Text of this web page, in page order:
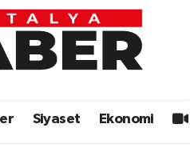
Siyaset Ekonomi
Eczaneler
Haritası